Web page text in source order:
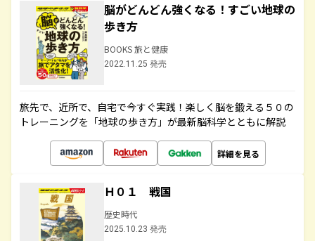
脳がどんどん強くなる！すごい地球の
歩き方
BOOKS 旅と健康
2022.11.25 発売
旅先で、近所で、自宅で今すぐ実践！楽しく脳を鍛える５０の
トレーニングを「地球の歩き方」が最新脳科学とともに解説
詳細を見る
Ｈ０１ 戦国
歴史時代
2025.10.23 発売